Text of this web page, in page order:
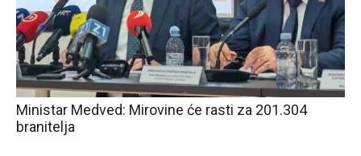
Ministar Medved: Mirovine će rasti za 201.304
branitelja